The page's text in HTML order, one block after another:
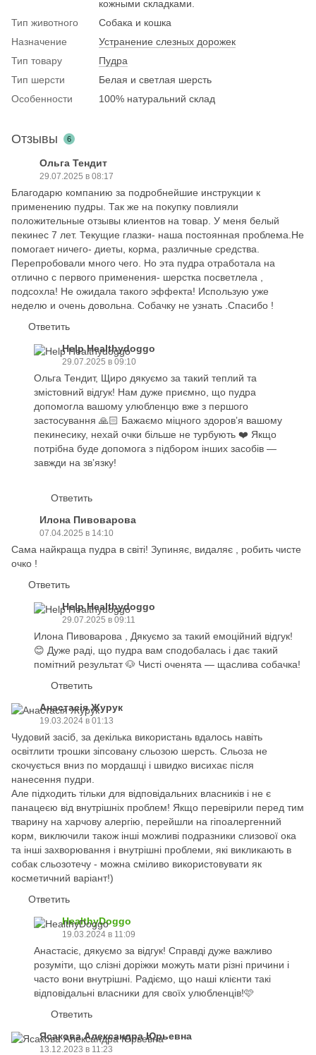
кожными складками.
Тип животного
Собака и кошка
Назначение
Устранение слезных дорожек
Тип товару
Пудра
Тип шерсти
Белая и светлая шерсть
Особенности
100% натуральний склад
Отзывы 6
Ольга Тендит
29.07.2025 в 08:17
Благодарю компанию за подробнейшие инструкции к
применению пудры. Так же на покупку повлияли
положительные отзывы клиентов на товар. У меня белый
пекинес 7 лет. Текущие глазки- наша постоянная проблема.Не
помогает ничего- диеты, корма, различные средства.
Перепробовали много чего. Но эта пудра отработала на
отлично с первого применения- шерстка посветлела ,
подсохла! Не ожидала такого эффекта! Использую уже
неделю и очень довольна. Собачку не узнать .Спасибо !
Ответить
Нelp Нealthydoggo
29.07.2025 в 09:10
Ольга Тендит, Щиро дякуємо за такий теплий та
змістовний відгук! Нам дуже приємно, що пудра
допомогла вашому улюбленцю вже з першого
застосування 🙏🏻 Бажаємо міцного здоровʼя вашому
пекинесику, нехай очки більше не турбують ❤️ Якщо
потрібна буде допомога з підбором інших засобів —
завжди на звʼязку!
Ответить
Илона Пивоварова
07.04.2025 в 14:10
Сама найкраща пудра в світі! Зупиняє, видаляє , робить чисте
очко !
Ответить
Нelp Нealthydoggo
29.07.2025 в 09:11
Илона Пивоварова , Дякуємо за такий емоційний відгук!
😊 Дуже раді, що пудра вам сподобалась і дає такий
помітний результат 🐶 Чисті оченята — щаслива собачка!
Ответить
Анастасія Журук
19.03.2024 в 01:13
Чудовий засіб, за декілька використань вдалось навіть
освітлити трошки зіпсовану сльозою шерсть. Сльоза не
скочується вниз по мордашці і швидко висихає після
нанесення пудри.
Але підходить тільки для відповідальних власників і не є
панацеєю від внутрішніх проблем! Якщо перевірили перед тим
тварину на харчову алергію, перейшли на гіпоалергенний
корм, виключили також інші можливі подразники слизової ока
та інші захворювання і внутрішні проблеми, які викликають в
собак сльозотечу - можна сміливо використовувати як
косметичний варіант!)
Ответить
HealthyDoggo
19.03.2024 в 11:09
Анастасіє, дякуємо за відгук! Справді дуже важливо
розуміти, що слізні доріжки можуть мати різні причини і
часто вони внутрішні. Радіємо, що наші клієнти такі
відповідальні власники для своїх улюбленців!🩷
Ответить
Ясакова Александра Юрьевна
13.12.2023 в 11:23